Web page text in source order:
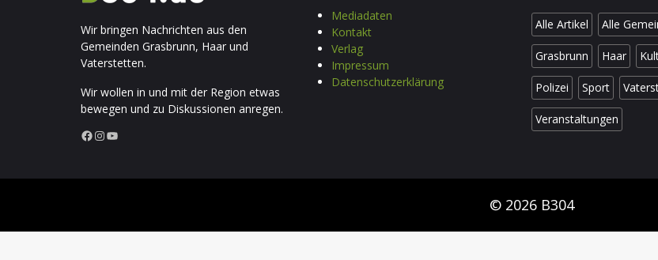
Wir bringen Nachrichten aus den
Gemeinden Grasbrunn, Haar und
Vaterstetten.
Wir wollen in und mit der Region etwas
bewegen und zu Diskussionen anregen.
Facebook InstagramYouTube
Mediadaten
Kontakt
Verlag
Impressum
Datenschutzerklärung
Alle Artikel Alle
Grasbrunn Haar
Polizei Sport
Veranstaltungen
© 2026 B304